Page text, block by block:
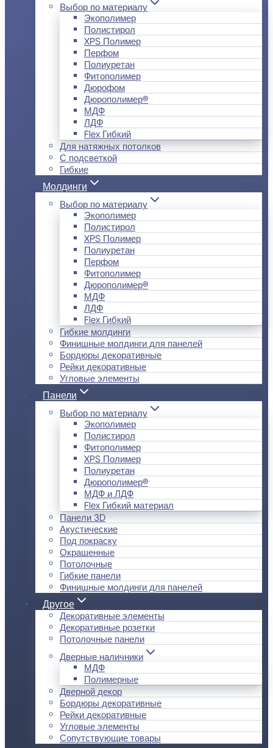
Выбор по материалу
Экополимер
Полистирол
XPS Полимер
Перфом
Полиуретан
Фитополимер
Дюрофом
Дюрополимер®
МДФ
ЛДФ
Flex Гибкий
Для натяжных потолков
С подсветкой
Гибкие
Молдинги
Выбор по материалу
Экополимер
Полистирол
XPS Полимер
Полиуретан
Перфом
Фитополимер
Дюрополимер®
МДФ
ЛДФ
Flex Гибкий
Гибкие молдинги
Финишные молдинги для панелей
Бордюры декоративные
Рейки декоративные
Угловые элементы
Панели
Выбор по материалу
Экополимер
Полистирол
Фитополимер
XPS Полимер
Полиуретан
Дюрополимер®
МДФ и ЛДФ
Flex Гибкий материал
Панели 3D
Акустические
Под покраску
Окрашенные
Потолочные
Гибкие панели
Финишные молдинги для панелей
Другое
Декоративные элементы
Декоративные розетки
Потолочные панели
Дверные наличники
МДФ
Полимерные
Дверной декор
Бордюры декоративные
Рейки декоративные
Угловые элементы
Сопутствующие товары